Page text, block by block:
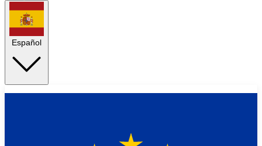
Español